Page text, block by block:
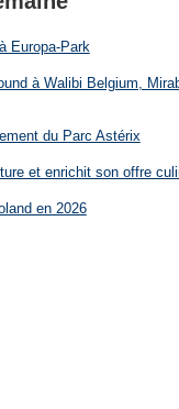
Europa-Park
à Walibi Belgium,
du Parc Astérix
et enrichit son offre
en 2026